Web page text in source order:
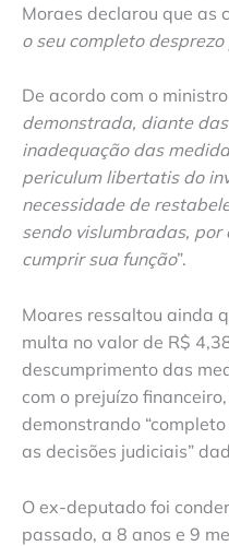
Moraes declarou que as
o seu completo
De acordo com o ministro
demonstrada, diante
inadequação das
periculum libertatis do
necessidade de
sendo vislumbradas,
cumprir sua função”.
Moares ressaltou ainda
multa no valor de R$
descumprimento das
com o prejuízo
demonstrando
as decisões judiciais”
O ex-deputado foi
passado, a 8 anos e 9